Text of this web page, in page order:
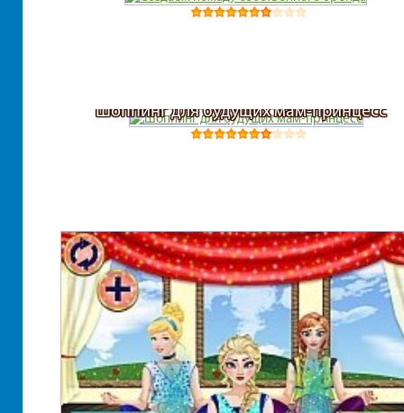
Принцессы
Рецепты
Русалочка
Свидание
Танцы
Шоппинг для будущих мам-принцесс